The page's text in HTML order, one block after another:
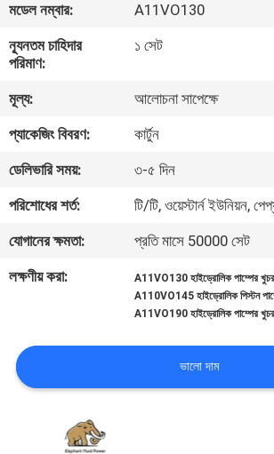
কারখানা
ভ্রমণ
মান
নিয়ন্ত্রণ
যোগাযোগ
করুন
কেস
মডেল নম্বার:
A11VO130
ন্যূনতম চাহিদার
পরিমাণ:
১ সেট
মূল্য:
আলোচনা সাপেক্ষে
প্যাকেজিং বিবরণ:
কার্টুন
ডেলিভারি সময়:
৩-৫ দিন
পরিশোধের শর্ত:
টি/টি, ওয়েস্টার্ন ইউনিয়ন,
যোগানের ক্ষমতা:
প্রতি মাসে 50000 সেট
লক্ষণীয় করা:
A11VO130 হাইড্রোলিক পাম্পের
A110VO145 হাইড্রোলিক পিস্টন
A11VO190 হাইড্রোলিক পাম্পের
ভালো দাম